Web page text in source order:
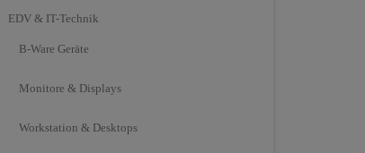
EDV & IT-Technik
B-Ware Geräte
Monitore & Displays
Workstation & Desktops